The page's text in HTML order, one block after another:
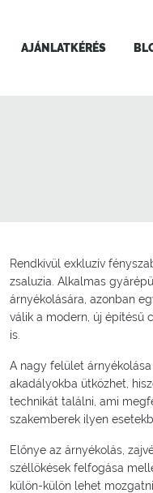
AJÁNLATKÉRÉS
Rendkívül exkluzív
zsaluzia. Alkalmas
árnyékolására, azonban
válik a modern, új építésű
is.
A nagy felület
akadályokba ütközhet,
technikát találni, ami
szakemberek ilyen
Előnye az árnyékolás,
széllökések felfogása
külön-külön lehet